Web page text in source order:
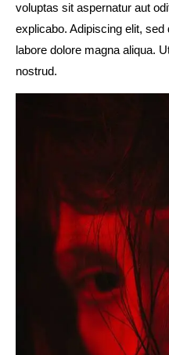
voluptas sit aspernatur aut
explicabo. Adipiscing elit,
labore dolore magna aliqua.
nostrud.